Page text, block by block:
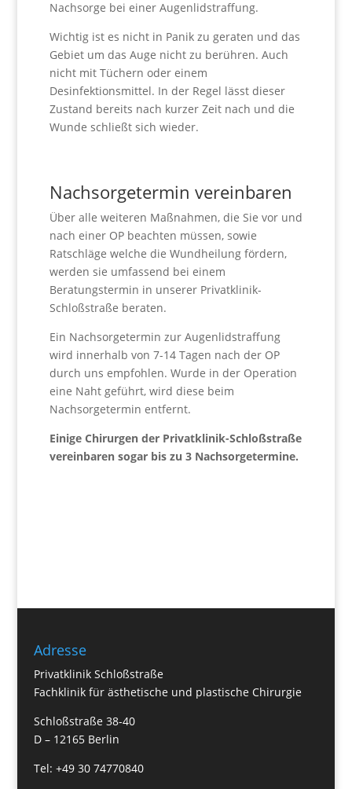
Nachsorge bei einer Augenlidstraffung.
Wichtig ist es nicht in Panik zu geraten und das
Gebiet um das Auge nicht zu berühren. Auch
nicht mit Tüchern oder einem
Desinfektionsmittel. In der Regel lässt dieser
Zustand bereits nach kurzer Zeit nach und die
Wunde schließt sich wieder.
Nachsorgetermin vereinbaren
Über alle weiteren Maßnahmen, die Sie vor und
nach einer OP beachten müssen, sowie
Ratschläge welche die Wundheilung fördern,
werden sie umfassend bei einem
Beratungstermin in unserer Privatklinik-
Schloßstraße beraten.
Ein Nachsorgetermin zur Augenlidstraffung
wird innerhalb von 7-14 Tagen nach der OP
durch uns empfohlen. Wurde in der Operation
eine Naht geführt, wird diese beim
Nachsorgetermin entfernt.
Einige Chirurgen der Privatklinik-Schloßstraße
vereinbaren sogar bis zu 3 Nachsorgetermine.
Adresse
Privatklinik Schloßstraße
Fachklinik für ästhetische und plastische Chirurgie
Schloßstraße 38-40
D – 12165 Berlin
Tel: +49 30 74770840